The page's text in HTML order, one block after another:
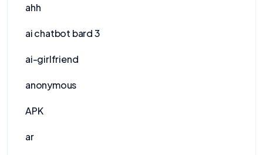
ahh
ai chatbot bard 3
ai-girlfriend
anonymous
APK
ar